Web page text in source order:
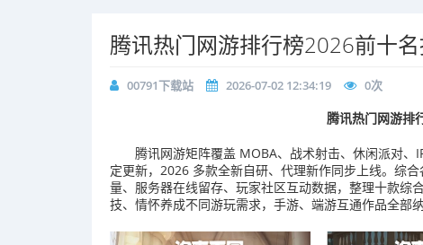
腾讯热门网游排行榜2026前十
00791下载站 2026-07-02 12:34:19 0次
腾讯热门网游排
腾讯网游矩阵覆盖 MOBA、战术射击、休闲派对
定更新，2026 多款全新自研、代理新作同步上线。综
量、服务器在线留存、玩家社区互动数据，整理十款综
技、情怀养成不同游玩需求，手游、端游互通作品全部纳